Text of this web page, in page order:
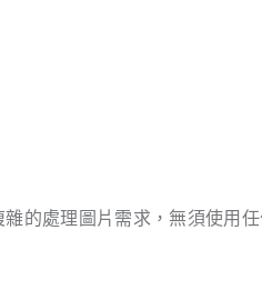
的處理圖片需求，無須使用